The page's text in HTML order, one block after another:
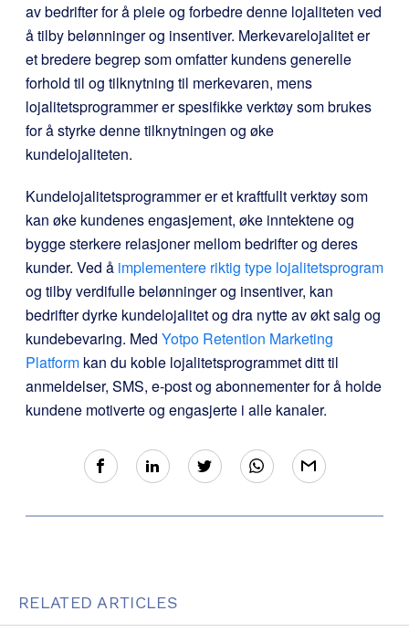
av bedrifter for å pleie og forbedre denne lojaliteten ved
å tilby belønninger og insentiver. Merkevarelojalitet er
et bredere begrep som omfatter kundens generelle
forhold til og tilknytning til merkevaren, mens
lojalitetsprogrammer er spesifikke verktøy som brukes
for å styrke denne tilknytningen og øke
kundelojaliteten.
Kundelojalitetsprogrammer er et kraftfullt verktøy som
kan øke kundenes engasjement, øke inntektene og
bygge sterkere relasjoner mellom bedrifter og deres
kunder. Ved å implementere riktig type lojalitetsprogram
og tilby verdifulle belønninger og insentiver, kan
bedrifter dyrke kundelojalitet og dra nytte av økt salg og
kundebevaring. Med Yotpo Retention Marketing
Platform kan du koble lojalitetsprogrammet ditt til
anmeldelser, SMS, e-post og abonnementer for å holde
kundene motiverte og engasjerte i alle kanaler.
RELATED ARTICLES